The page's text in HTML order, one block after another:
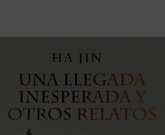
Una llegada inesperada y otros relatos
selección de trece cuentos de uno de los
más prestigiosos escritores de ficción en
lengua inglesa de nuestros días.
Haciendo gala de un estilo directo, ...(ver